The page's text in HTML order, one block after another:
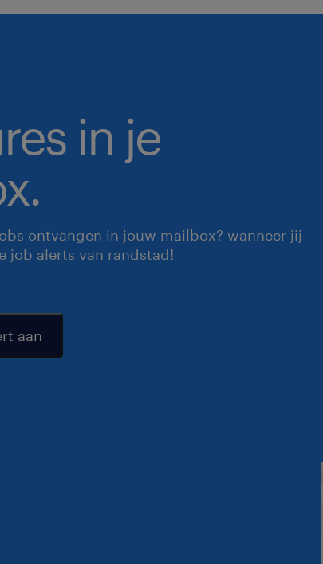
in je
ontvangen in jouw mailbox? wanneer jij
job alerts van randstad!
aan